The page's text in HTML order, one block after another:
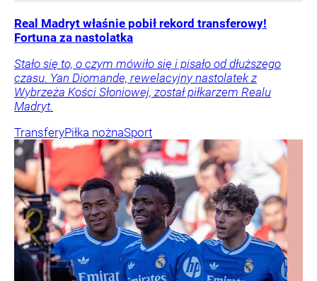
Real Madryt właśnie pobił rekord transferowy!
Fortuna za nastolatka
Stało się to, o czym mówiło się i pisało od dłuższego
czasu. Yan Diomande, rewelacyjny nastolatek z
Wybrzeża Kości Słoniowej, został piłkarzem Realu
Madryt.
TransferyPiłka nożnaSport